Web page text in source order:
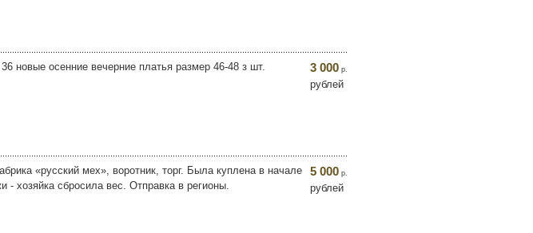
новые осенние вечерние платья размер 46-48 з шт. 3 000 р.
рублей
«русский мех», воротник, торг. Была куплена в начале
- хозяйка сбросила вес. Отправка в регионы.
5 000 р.
рублей